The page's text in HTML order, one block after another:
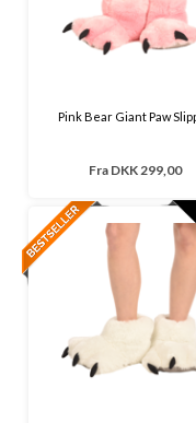
Pink Bear Giant Paw
Fra DKK 299,00